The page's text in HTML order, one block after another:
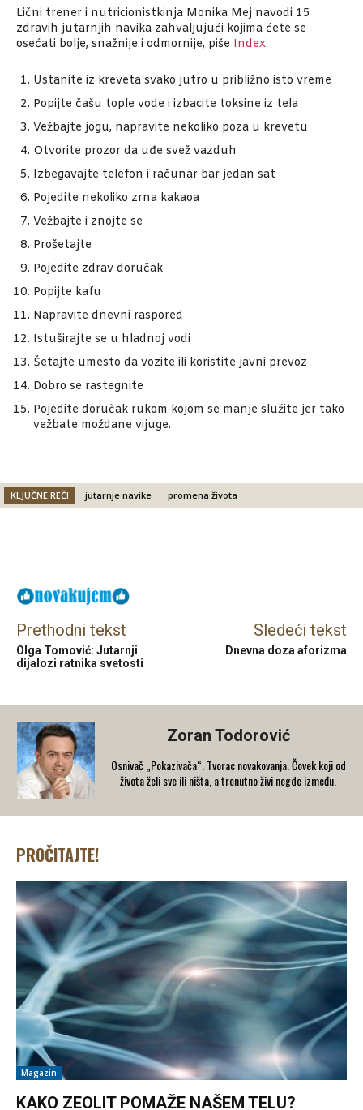
Lični trener i nutricionistkinja Monika Mej navodi 15
zdravih jutarnjih navika zahvaljujući kojima ćete se
osećati bolje, snažnije i odmornije, piše Index.
Ustanite iz kreveta svako jutro u približno isto vreme
Popijte čašu tople vode i izbacite toksine iz tela
Vežbajte jogu, napravite nekoliko poza u krevetu
Otvorite prozor da uđe svež vazduh
Izbegavajte telefon i računar bar jedan sat
Pojedite nekoliko zrna kakaoa
Vežbajte i znojte se
Prošetajte
Pojedite zdrav doručak
Popijte kafu
Napravite dnevni raspored
Istuširajte se u hladnoj vodi
Šetajte umesto da vozite ili koristite javni prevoz
Dobro se rastegnite
Pojedite doručak rukom kojom se manje služite jer tako
vežbate moždane vijuge.
KLJUČNE REČI jutarnje navike promena života
Prethodni tekst
Olga Tomović: Jutarnji
dijalozi ratnika svetosti
Sledeći tekst
Dnevna doza aforizma
Zoran Todorović
Osnivač „Pokazivača“. Tvorac novakovanja. Čovek koji od
života želi sve ili ništa, a trenutno živi negde između.
PROČITAJTE!
Magazin
KAKO ZEOLIT POMAŽE NAŠEM TELU?